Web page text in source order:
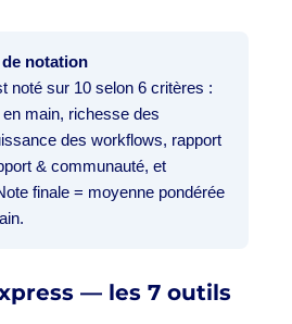
notation
noté sur 10 selon 6 critères :
main, richesse des
des workflows, rapport
& communauté, et
finale = moyenne pondérée
— les 7 outils